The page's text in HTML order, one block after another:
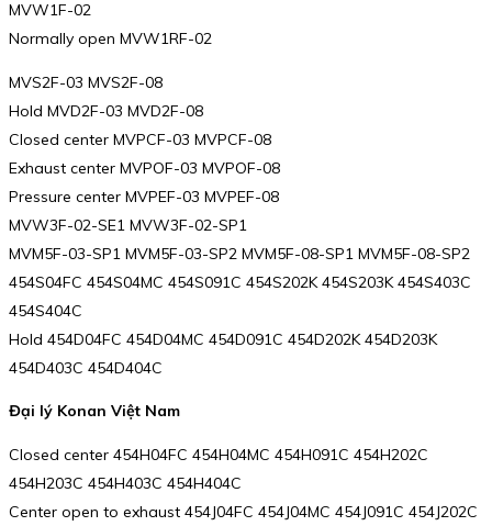
MVW1F-02
Normally open MVW1RF-02
MVS2F-03 MVS2F-08
Hold MVD2F-03 MVD2F-08
Closed center MVPCF-03 MVPCF-08
Exhaust center MVPOF-03 MVPOF-08
Pressure center MVPEF-03 MVPEF-08
MVW3F-02-SE1 MVW3F-02-SP1
MVM5F-03-SP1 MVM5F-03-SP2 MVM5F-08-SP1 MVM5F-08-SP2
454S04FC 454S04MC 454S091C 454S202K 454S203K 454S403C
454S404C
Hold 454D04FC 454D04MC 454D091C 454D202K 454D203K
454D403C 454D404C
Đại lý Konan Việt Nam
Closed center 454H04FC 454H04MC 454H091C 454H202C
454H203C 454H403C 454H404C
Center open to exhaust 454J04FC 454J04MC 454J091C 454J202C